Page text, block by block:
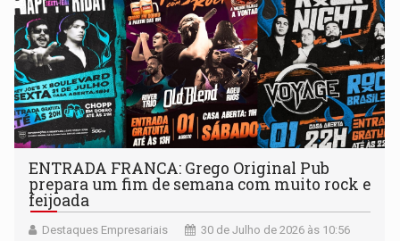
ENTRADA FRANCA: Grego Original Pub
prepara um fim de semana com muito rock e
feijoada
Destaques Empresariais 30 de Julho de 2026 às 10:56